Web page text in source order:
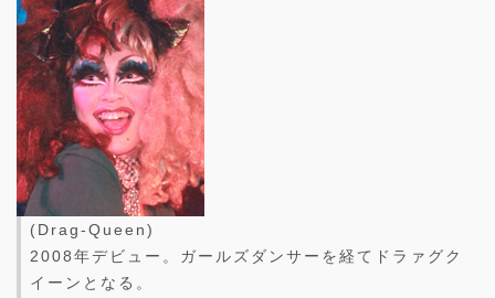
(Drag-Queen)
2008年デビュー。ガールズダンサーを経てドラァグク
イーンとなる。